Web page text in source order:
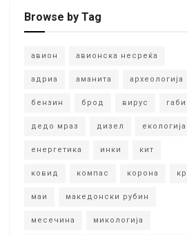
Browse by Tag
авион авионска несреќа
адриа аманита археологија
бензин брод вирус габи
дедо мраз дизел екологија
енергетика инки кит
ковид компас корона
маи македонски рубин
месечина микологија